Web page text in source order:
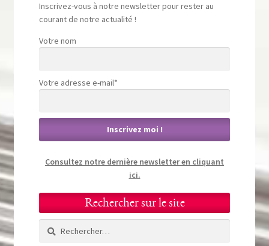
Inscrivez-vous à notre newsletter pour rester au
courant de notre actualité !
Votre nom
Votre adresse e-mail*
Consultez notre dernière newsletter en cliquant
ici.
Rechercher sur le site
Rechercher :